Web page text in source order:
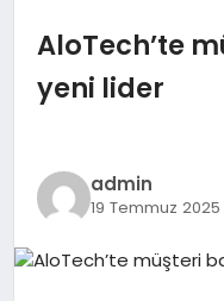
SAĞLIK
TEKNOLOJI
DÜNYA
AloTech’te
yeni lider
admin
19 Temmuz 2025